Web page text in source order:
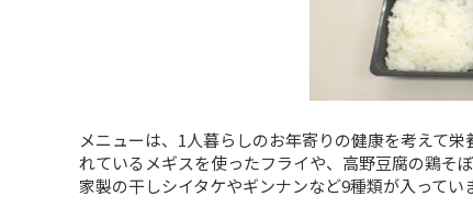
メニューは、1人暮らしのお年寄りの健康を考えて
れているメギスを使ったフライや、高野豆腐の鶏そ
家製の干しシイタケやギンナンなど9種類が入ってい